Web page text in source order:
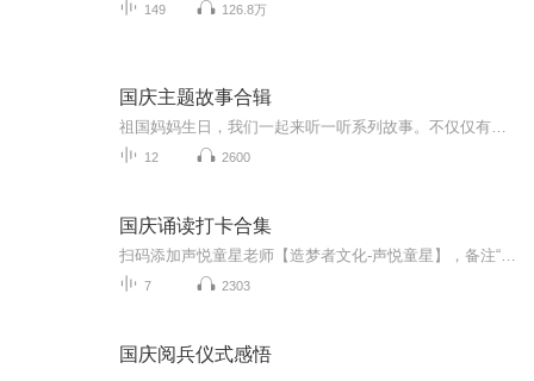
149 126.8万
国庆主题故事合辑
12 2600
国庆诵读打卡合集
7 2303
国庆阅兵仪式感悟